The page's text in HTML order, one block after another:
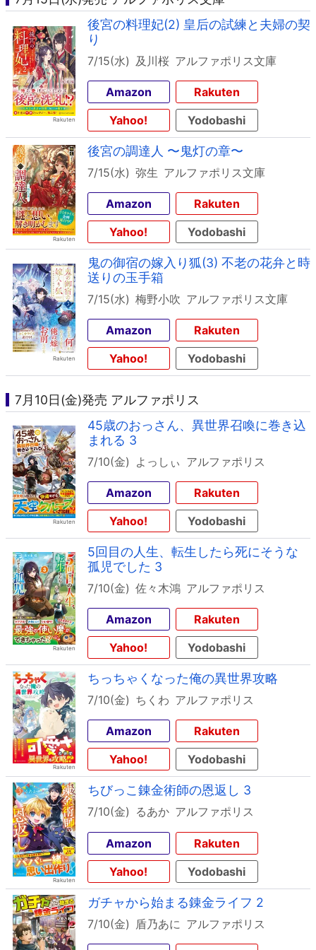
後宮の料理妃(2) 皇后の試練と夫婦の契
り
7/15(水) 及川桜 アルファポリス文庫
Amazon
Rakuten
Yahoo!
Yodobashi
後宮の調達人 〜鬼灯の章〜
7/15(水) 弥生 アルファポリス文庫
Amazon
Rakuten
Yahoo!
Yodobashi
鬼の御宿の嫁入り狐(3) 不老の花弁と時
送りの玉手箱
7/15(水) 梅野小吹 アルファポリス文庫
Amazon
Rakuten
Yahoo!
Yodobashi
7月10日(金)発売 アルファポリス
45歳のおっさん、異世界召喚に巻き込
まれる 3
7/10(金) よっしぃ アルファポリス
Amazon
Rakuten
Yahoo!
Yodobashi
5回目の人生、転生したら死にそうな
孤児でした 3
7/10(金) 佐々木鴻 アルファポリス
Amazon
Rakuten
Yahoo!
Yodobashi
ちっちゃくなった俺の異世界攻略
7/10(金) ちくわ アルファポリス
Amazon
Rakuten
Yahoo!
Yodobashi
ちびっこ錬金術師の恩返し 3
7/10(金) るあか アルファポリス
Amazon
Rakuten
Yahoo!
Yodobashi
ガチャから始まる錬金ライフ 2
7/10(金) 盾乃あに アルファポリス